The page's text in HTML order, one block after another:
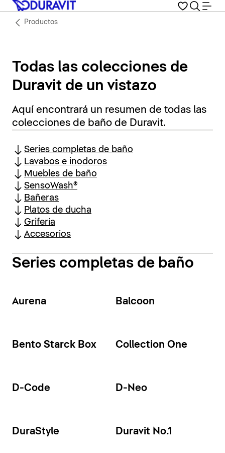
Productos
Todas las colecciones de
Duravit de un vistazo
Aquí encontrará un resumen de todas las
colecciones de baño de Duravit.
Series completas de baño
Lavabos e inodoros
Muebles de baño
SensoWash®
Bañeras
Platos de ducha
Grifería
Accesorios
Series completas de baño
Aurena Balcoon
Bento Starck Box Collection One
D-Code D-Neo
DuraStyle Duravit No.1